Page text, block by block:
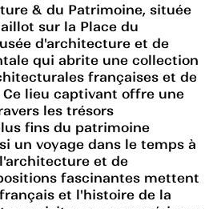
& du Patrimoine, située
sur la Place du
d'architecture et de
qui abrite une collection
françaises et de
lieu captivant offre une
les trésors
fins du patrimoine
un voyage dans le temps à
et de
fascinantes mettent
et l'histoire de la